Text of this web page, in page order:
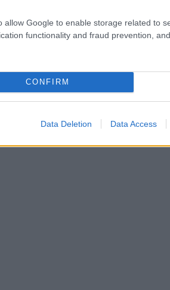
allow Google to enable storage related to
functionality and fraud prevention,
CONFIRM
Data Deletion Data Access